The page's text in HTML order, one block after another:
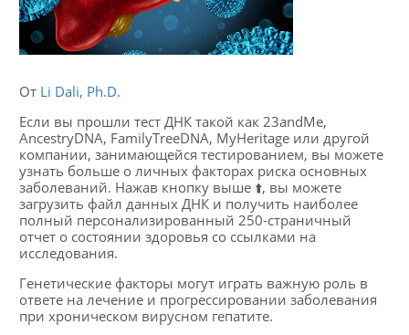
От Li Dali, Ph.D.
Если вы прошли тест ДНК такой как 23andMe,
AncestryDNA, FamilyTreeDNA, MyHeritage или другой
компании, занимающейся тестированием, вы можете
узнать больше о личных факторах риска основных
заболеваний. Нажав кнопку выше ⬆️, вы можете
загрузить файл данных ДНК и получить наиболее
полный персонализированный 250-страничный
отчет о состоянии здоровья со ссылками на
исследования.
Генетические факторы могут играть важную роль в
ответе на лечение и прогрессировании заболевания
при хроническом вирусном гепатите.